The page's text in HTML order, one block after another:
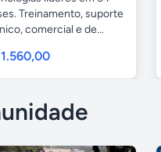
Treinamento, suporte
comercial e de...